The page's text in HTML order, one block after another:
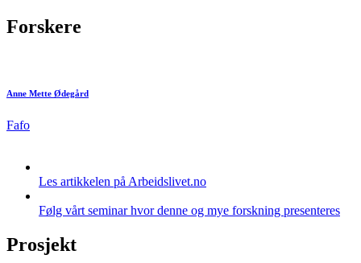
Forskere
Anne Mette Ødegård
Fafo
Les artikkelen på Arbeidslivet.no
Følg vårt seminar hvor denne og mye forskning presenteres
Prosjekt